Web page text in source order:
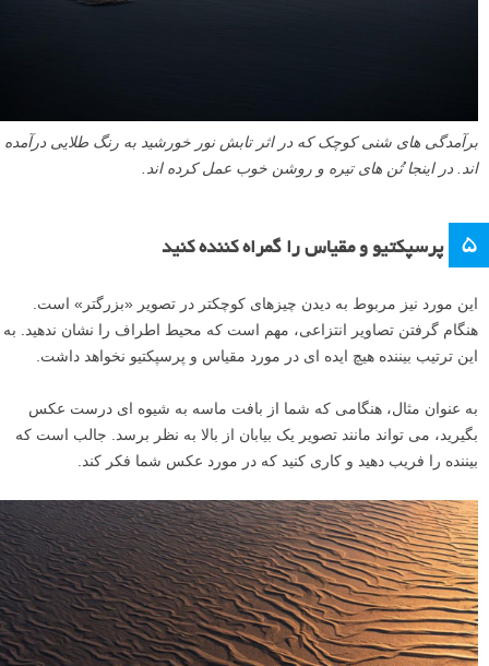
برآمدگی های شنی کوچک که در اثر تابش نور خورشید به رنگ طلایی درآمده
اند. در اینجا تُن های تیره و روشن خوب عمل کرده اند.
۵ پرسپکتیو و مقیاس را گمراه کننده کنید
این مورد نیز مربوط به دیدن چیزهای کوچکتر در تصویر «بزرگتر» است.
هنگام گرفتن تصاویر انتزاعی، مهم است که محیط اطراف را نشان ندهید. به
این ترتیب بیننده هیچ ایده ای در مورد مقیاس و پرسپکتیو نخواهد داشت.
به عنوان مثال، هنگامی که شما از بافت ماسه به شیوه ای درست عکس
بگیرید، می تواند مانند تصویر یک بیابان از بالا به نظر برسد. جالب است که
بیننده را فریب دهید و کاری کنید که در مورد عکس شما فکر کند.